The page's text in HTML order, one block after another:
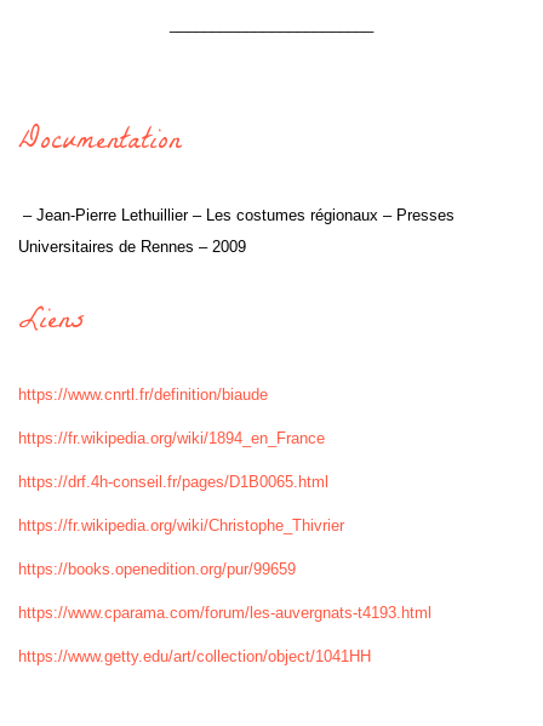
Documentation
– Jean-Pierre Lethuillier – Les costumes régionaux – Presses
Universitaires de Rennes – 2009
Liens
https://www.cnrtl.fr/definition/biaude
https://fr.wikipedia.org/wiki/1894_en_France
https://drf.4h-conseil.fr/pages/D1B0065.html
https://fr.wikipedia.org/wiki/Christophe_Thivrier
https://books.openedition.org/pur/99659
https://www.cparama.com/forum/les-auvergnats-t4193.html
https://www.getty.edu/art/collection/object/1041HH